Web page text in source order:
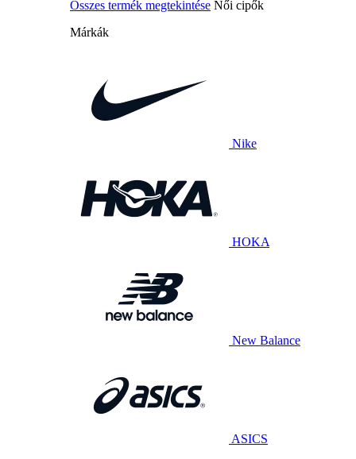
Összes termék megtekintése Női cipők
Márkák
Nike
HOKA
New Balance
ASICS